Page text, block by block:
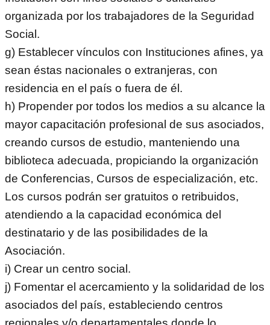
organizada por los trabajadores de la Seguridad
Social.
g) Establecer vínculos con Instituciones afines, ya
sean éstas nacionales o extranjeras, con
residencia en el país o fuera de él.
h) Propender por todos los medios a su alcance la
mayor capacitación profesional de sus asociados,
creando cursos de estudio, manteniendo una
biblioteca adecuada, propiciando la organización
de Conferencias, Cursos de especialización, etc.
Los cursos podrán ser gratuitos o retribuidos,
atendiendo a la capacidad económica del
destinatario y de las posibilidades de la
Asociación.
i) Crear un centro social.
j) Fomentar el acercamiento y la solidaridad de los
asociados del país, estableciendo centros